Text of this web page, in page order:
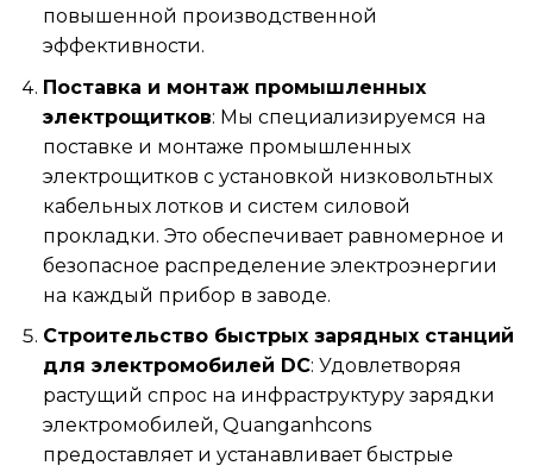
повышенной производственной
эффективности.
Поставка и монтаж промышленных
электрощитков: Мы специализируемся на
поставке и монтаже промышленных
электрощитков с установкой низковольтных
кабельных лотков и систем силовой
прокладки. Это обеспечивает равномерное и
безопасное распределение электроэнергии
на каждый прибор в заводе.
Строительство быстрых зарядных станций
для электромобилей DC: Удовлетворяя
растущий спрос на инфраструктуру зарядки
электромобилей, Quanganhcons
предоставляет и устанавливает быстрые